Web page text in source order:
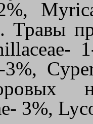
Травы
3%,